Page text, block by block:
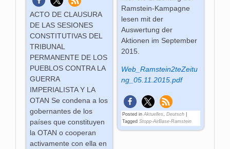
ACTO DE CLAUSURA
DE LAS SESIONES
CONSTITUTIVAS DEL
TRIBUNAL
PERMANENTE DE LOS
PUEBLOS CONTRA LA
GUERRA
IMPERIALISTA Y LA
OTAN Se condena a los
gobernantes de los
países que constituyen
la OTAN o cooperan
activamente con ella en
Ramstein-Kampagne
lesen mit der
Auswertung der
Aktionen im September
2015.
Web_Ramstein2teZeitu
ng_05.11.2015.pdf
Posted in Aktuelles Deutsch|
Tagged Stopp-AirBase-Ramstein